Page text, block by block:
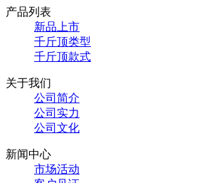
产品列表
新品上市
千斤顶类型
千斤顶款式
关于我们
公司简介
公司实力
公司文化
新闻中心
市场活动